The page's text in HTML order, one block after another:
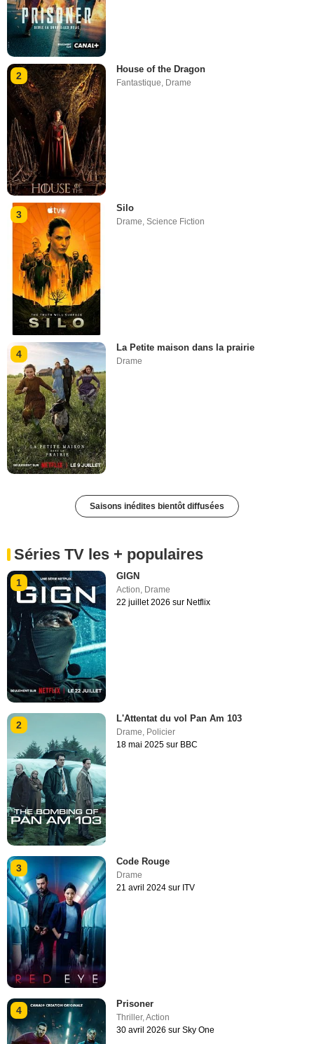
2
House of the Dragon
Fantastique, Drame
3
Silo
Drame,Science Fiction
4
La Petite maison dans la prairie
Drame
Saisons inédites bientôt diffusées
Séries TV les + populaires
1
GIGN
Action, Drame
22 juillet 2026 sur Netflix
2
L'Attentat du vol Pan Am 103
Drame, Policier
18 mai 2025 sur BBC
3
Code Rouge
Drame
21 avril 2024 sur ITV
4
Prisoner
Thriller,Action
30 avril 2026 sur Sky One